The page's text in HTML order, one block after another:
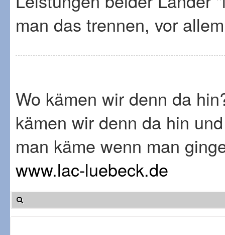
man das trennen, vor
Wo kämen wir denn da
kämen wir denn da hin
man käme wenn man
www.lac-luebeck.de